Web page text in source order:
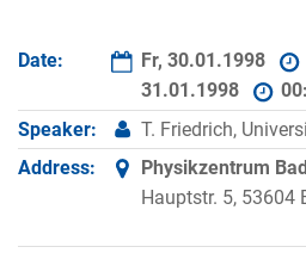
Date: Fr, 30.01.1998
31.01.1998
Speaker:
T. Friedrich,
Address:
Physikzentrum
Hauptstr. 5, 53604